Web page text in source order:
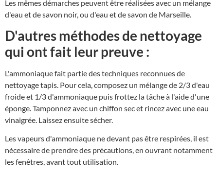
Les mêmes démarches peuvent être réalisées avec un mélange
d'eau et de savon noir, ou d'eau et de savon de Marseille.
D'autres méthodes de nettoyage
qui ont fait leur preuve :
L'ammoniaque fait partie des techniques reconnues de
nettoyage tapis. Pour cela, composez un mélange de 2/3 d'eau
froide et 1/3 d'ammoniaque puis frottez la tâche à l'aide d'une
éponge. Tamponnez avec un chiffon sec et rincez avec une eau
vinaigrée. Laissez ensuite sécher.
Les vapeurs d'ammoniaque ne devant pas être respirées, il est
nécessaire de prendre des précautions, en ouvrant notamment
les fenêtres, avant tout utilisation.